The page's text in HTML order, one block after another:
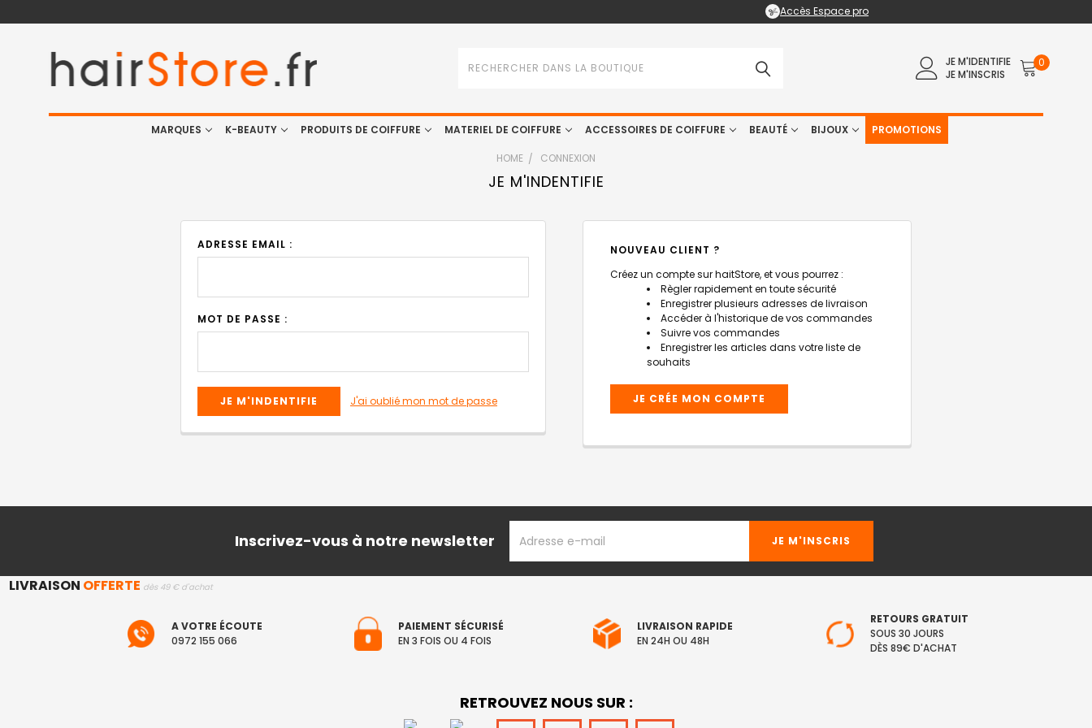
Accès Espace pro
JE M'IDENTIFIE
JE M'INSCRIS
0
MARQUES K-BEAUTY PRODUITS DE COIFFURE MATERIEL DE COIFFURE ACCESSOIRES DE COIFFURE BEAUTÉ BIJOUX PROMOTIONS
HOME CONNEXION
JE M'INDENTIFIE
ADRESSE EMAIL :
MOT DE PASSE :
J'ai oublié mon mot de passe
NOUVEAU CLIENT ?
Créez un compte sur haitStore, et vous pourrez :
Règler rapidement en toute sécurité
Enregistrer plusieurs adresses de livraison
Accéder à l'historique de vos commandes
Suivre vos commandes
Enregistrer les articles dans votre liste de
souhaits
JE CRÉE MON COMPTE
Inscrivez-vous à notre newsletter
EMAIL
LIVRAISON OFFERTE dès 49 € d'achat
A VOTRE ÉCOUTE
0972 155 066
PAIEMENT SÉCURISÉ
EN 3 FOIS OU 4 FOIS
LIVRAISON RAPIDE
EN 24H OU 48H
RETOURS GRATUIT
SOUS 30 JOURS
DÈS 89€ D'ACHAT
RETROUVEZ NOUS SUR :